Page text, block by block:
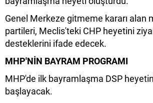
Genel Merkeze gitmeme kararı alan
partileri, Meclis'teki CHP heyetini
desteklerini ifade edecek.
MHP'NİN BAYRAM PROGRAMI
MHP'de ilk bayramlaşma DSP
başlayacak.